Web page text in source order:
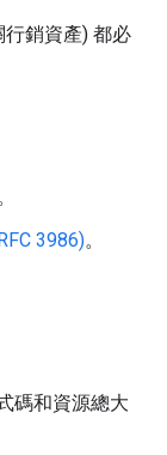
銷資產) 都必
3986)。
碼和資源總大